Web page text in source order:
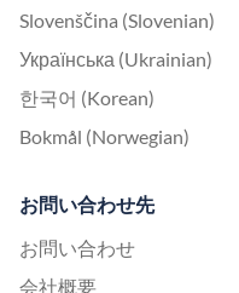
Slovenščina (Slovenian)
Українська (Ukrainian)
한국어 (Korean)
Bokmål (Norwegian)
お問い合わせ先
お問い合わせ
会社概要